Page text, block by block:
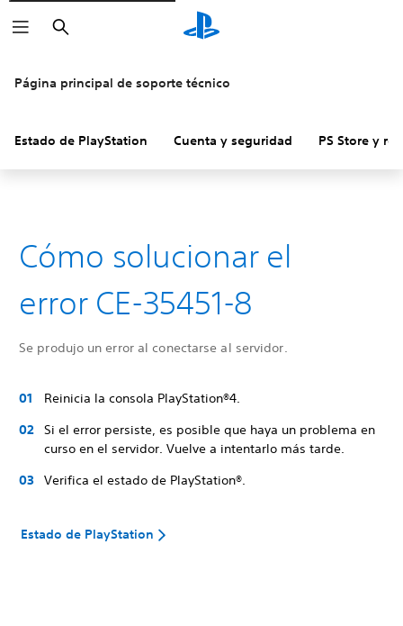
Buscar
Página principal de soporte técnico
Estado de PlayStation Cuenta y seguridad PS Store y
Cómo solucionar el
error CE-35451-8
Se produjo un error al conectarse al servidor.
Reinicia la consola PlayStation®4.
Si el error persiste, es posible que haya un problema en
curso en el servidor. Vuelve a intentarlo más tarde.
Verifica el estado de PlayStation®.
Estado de PlayStation